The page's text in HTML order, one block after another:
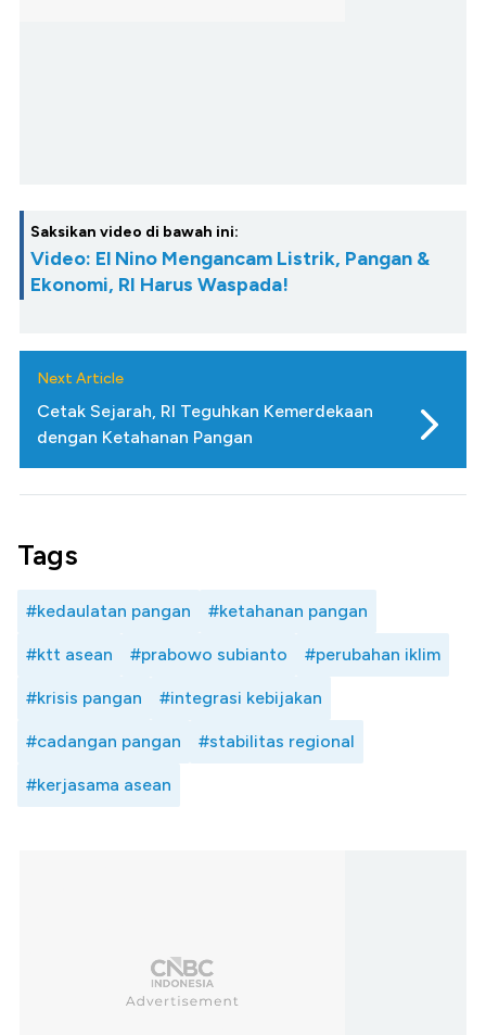
Saksikan video di bawah ini:
Video: El Nino Mengancam Listrik, Pangan &
Ekonomi, RI Harus Waspada!
Next Article
Cetak Sejarah, RI Teguhkan Kemerdekaan
dengan Ketahanan Pangan
Tags
#kedaulatan pangan #ketahanan pangan
#ktt asean #prabowo subianto #perubahan iklim
#krisis pangan #integrasi kebijakan
#cadangan pangan #stabilitas regional
#kerjasama asean